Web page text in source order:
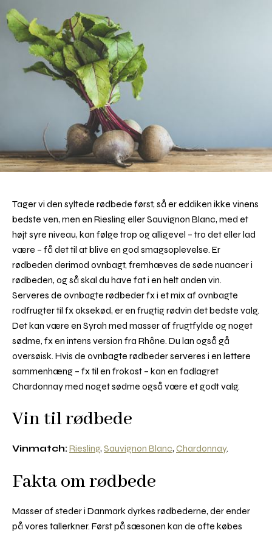
Tager vi den syltede rødbede først, så er eddiken ikke vinens
bedste ven, men en Riesling eller Sauvignon Blanc, med et
højt syre niveau, kan følge trop og alligevel – tro det eller lad
være – få det til at blive en god smagsoplevelse. Er
rødbeden derimod ovnbagt, fremhæves de søde nuancer i
rødbeden, og så skal du have fat i en helt anden vin.
Serveres de ovnbagte rødbeder fx i et mix af ovnbagte
rodfrugter til fx oksekød, er en frugtig rødvin det bedste valg.
Det kan være en Syrah med masser af frugtfylde og noget
sødme, fx en intens version fra Rhône. Du lan også gå
oversøisk. Hvis de ovnbagte rødbeder serveres i en lettere
sammenhæng – fx til en frokost – kan en fadlagret
Chardonnay med noget sødme også være et godt valg.
Vin til rødbede
Vinmatch:Riesling, Sauvignon Blanc, Chardonnay.
Fakta om rødbede
Masser af steder i Danmark dyrkes rødbederne, der ender
på vores tallerkner. Først på sæsonen kan de ofte købes